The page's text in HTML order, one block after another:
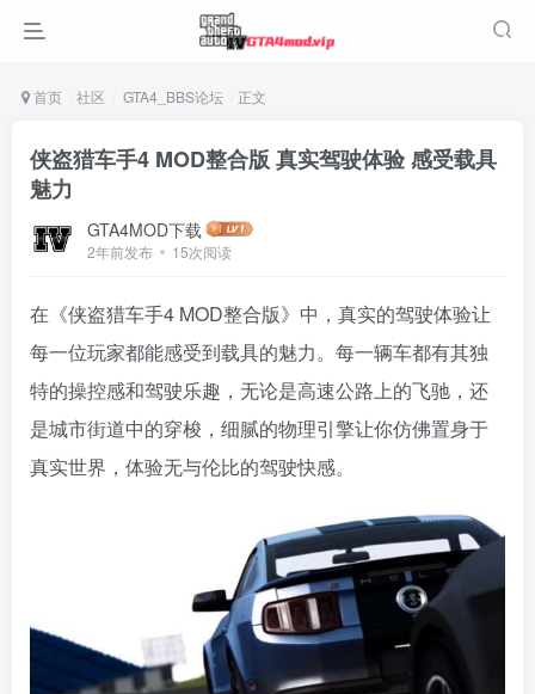
首页 社区 GTA4_BBS论坛 正文
侠盗猎车手4 MOD整合版 真实驾驶体验 感受载具
魅力
GTA4MOD下载
2年前发布 15次阅读
在《侠盗猎车手4 MOD整合版》中，真实的驾驶体验让
每一位玩家都能感受到载具的魅力。每一辆车都有其独
特的操控感和驾驶乐趣，无论是高速公路上的飞驰，还
是城市街道中的穿梭，细腻的物理引擎让你仿佛置身于
真实世界，体验无与伦比的驾驶快感。